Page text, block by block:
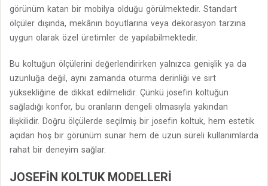
görünüm katan bir mobilya olduğu görülmektedir. Standart
ölçüler dışında, mekânın boyutlarına veya dekorasyon tarzına
uygun olarak özel üretimler de yapılabilmektedir.
Bu koltuğun ölçülerini değerlendirirken yalnızca genişlik ya da
uzunluğa değil, aynı zamanda oturma derinliği ve sırt
yüksekliğine de dikkat edilmelidir. Çünkü josefin koltuğun
sağladığı konfor, bu oranların dengeli olmasıyla yakından
ilişkilidir. Doğru ölçülerde seçilmiş bir josefin koltuk, hem estetik
açıdan hoş bir görünüm sunar hem de uzun süreli kullanımlarda
rahat bir deneyim sağlar.
JOSEFIN KOLTUK MODELLERI